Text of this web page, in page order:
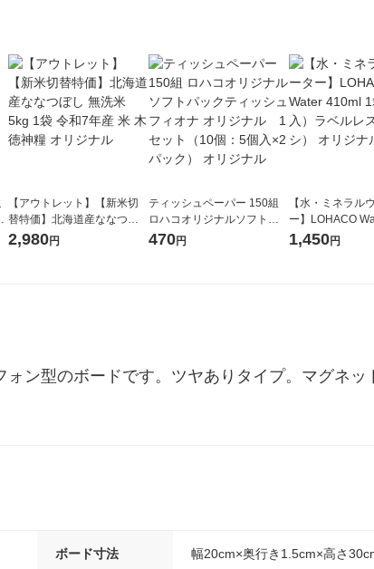
【アウトレット】【新米切
替特価】北海道産ななつぼ
し 無洗米 5kg 1袋 令和7年産
2,980円
ティッシュペーパー 150組
ロハコオリジナルソフトパ
ックティッシュ フィオナ オ
470円
【水・ミネラル
ー】LOHACO
1箱（20本入）ラ
1,450円
ン型のボードです。ツヤありタイプ。マグネッ
ボード寸法 幅20cm×奥行き1.5cm×高さ